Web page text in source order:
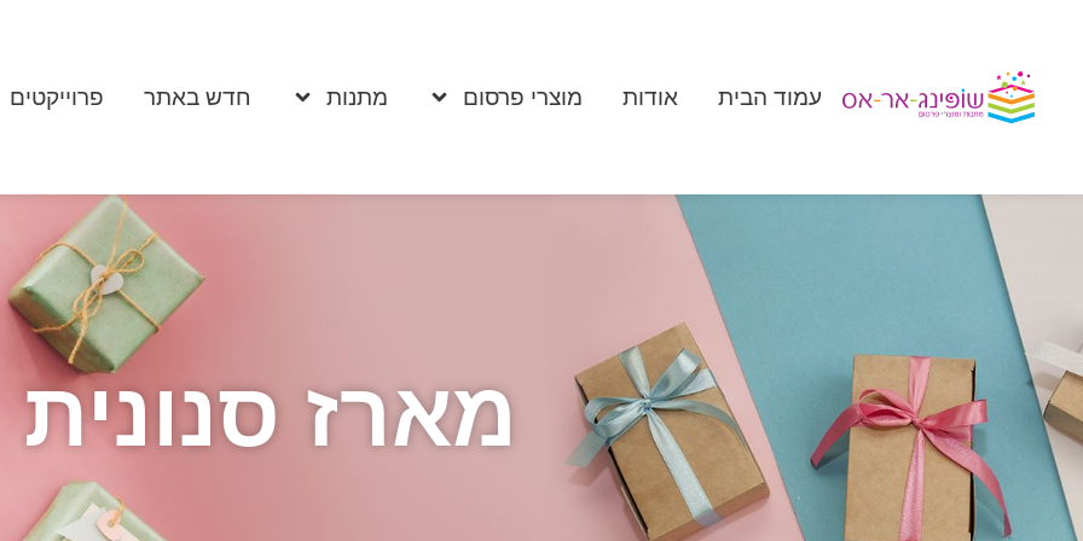
עמוד הבית אודות מוצרי פרסום מתנות חדש באתר פרוייקטים
מארז סנונית